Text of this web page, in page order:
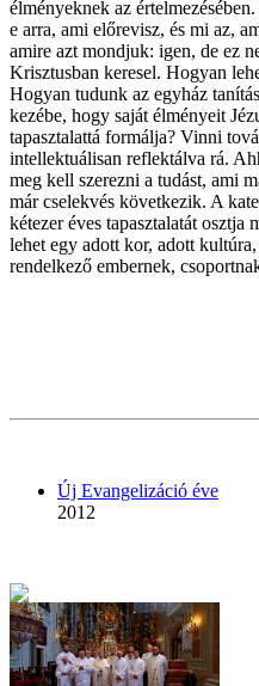
élményeknek az
e arra, ami előrevisz, és mi az,
amire azt mondjuk: igen, de ez
Krisztusban keresel. Hogyan
Hogyan tudunk az egyház
kezébe, hogy saját élményeit
tapasztalattá formálja? Vinni
intellektuálisan reflektálva rá.
meg kell szerezni a tudást, ami
már cselekvés következik. A
kétezer éves tapasztalatát osztja
lehet egy adott kor, adott
rendelkező embernek,
Új Evangelizáció éve
2012